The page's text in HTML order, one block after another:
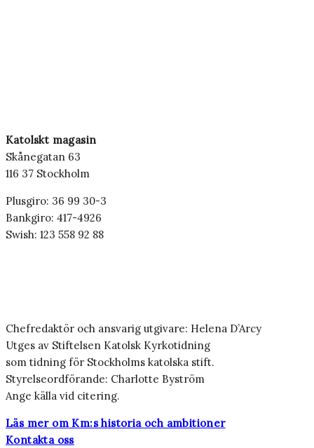
Katolskt magasin
Skånegatan 63
116 37 Stockholm
Plusgiro: 36 99 30-3
Bankgiro: 417-4926
Swish: 123 558 92 88
Chefredaktör och ansvarig utgivare: Helena D’Arcy
Utges av Stiftelsen Katolsk Kyrkotidning
som tidning för Stockholms katolska stift.
Styrelseordförande: Charlotte Byström
Ange källa vid citering.
Läs mer om Km:s historia och ambitioner
Kontakta oss